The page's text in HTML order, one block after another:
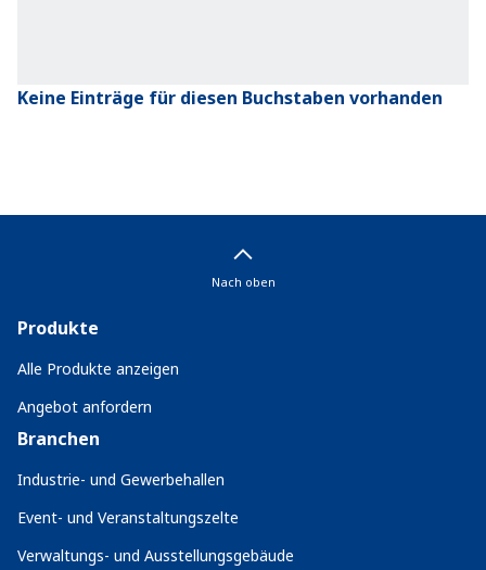
Keine Einträge für diesen Buchstaben vorhanden
Nach oben
Produkte
Alle Produkte anzeigen
Angebot anfordern
Branchen
Industrie- und Gewerbehallen
Event- und Veranstaltungszelte
Verwaltungs- und Ausstellungsgebäude